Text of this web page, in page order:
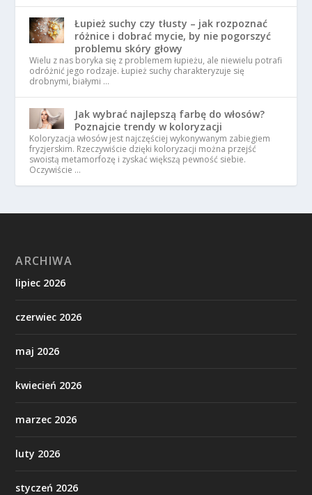
Łupież suchy czy tłusty – jak rozpoznać
różnice i dobrać mycie, by nie pogorszyć
problemu skóry głowy
Wielu z nas boryka się z problemem łupieżu, ale niewielu potrafi
odróżnić jego rodzaje. Łupież suchy charakteryzuje się
drobnymi, białymi …
Jak wybrać najlepszą farbę do włosów?
Poznajcie trendy w koloryzacji
Koloryzacja włosów jest najczęściej wykonywanym zabiegiem
fryzjerskim. Rzeczywiście dzięki koloryzacji można przejść
swoistą metamorfozę i zyskać większą pewność siebie.
Oczywiście …
ARCHIWA
lipiec 2026
czerwiec 2026
maj 2026
kwiecień 2026
marzec 2026
luty 2026
styczeń 2026